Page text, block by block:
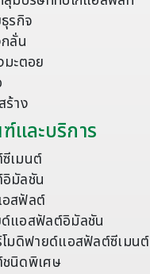
รกิจ
ลั่น
มะตอย
ร้าง
ละบริการ
เมนต์
มัลชัน
สฟัลต์
แอสฟัลต์อิมัลชัน
โมดิฟายด์แอสฟัลต์ซีเมนต์
นิดพิเศษ